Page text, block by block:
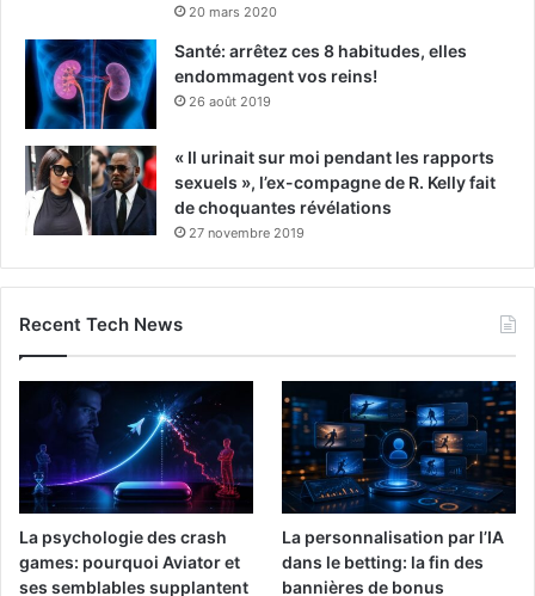
20 mars 2020
Santé: arrêtez ces 8 habitudes, elles
endommagent vos reins!
26 août 2019
« Il urinait sur moi pendant les rapports
sexuels », l’ex-compagne de R. Kelly fait
de choquantes révélations
27 novembre 2019
Recent Tech News
La psychologie des crash
games: pourquoi Aviator et
ses semblables supplantent
La personnalisation par l’IA
dans le betting: la fin des
bannières de bonus